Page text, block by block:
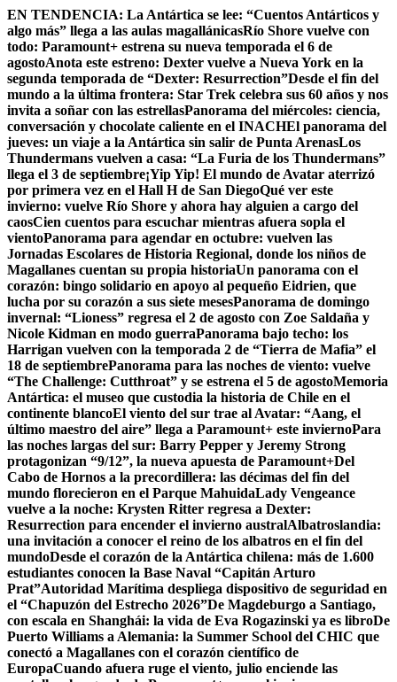
Skip
to
content
EN TENDENCIA: La Antártica se lee: “Cuentos Antárticos y
algo más” llega a las aulas magallánicasRío Shore vuelve con
todo: Paramount+ estrena su nueva temporada el 6 de
agostoAnota este estreno: Dexter vuelve a Nueva York en la
segunda temporada de “Dexter: Resurrection”Desde el fin del
mundo a la última frontera: Star Trek celebra sus 60 años y nos
invita a soñar con las estrellasPanorama del miércoles: ciencia,
conversación y chocolate caliente en el INACHEl panorama del
jueves: un viaje a la Antártica sin salir de Punta ArenasLos
Thundermans vuelven a casa: “La Furia de los Thundermans”
llega el 3 de septiembre¡Yip Yip! El mundo de Avatar aterrizó
por primera vez en el Hall H de San DiegoQué ver este
invierno: vuelve Río Shore y ahora hay alguien a cargo del
caosCien cuentos para escuchar mientras afuera sopla el
vientoPanorama para agendar en octubre: vuelven las
Jornadas Escolares de Historia Regional, donde los niños de
Magallanes cuentan su propia historiaUn panorama con el
corazón: bingo solidario en apoyo al pequeño Eidrien, que
lucha por su corazón a sus siete mesesPanorama de domingo
invernal: “Lioness” regresa el 2 de agosto con Zoe Saldaña y
Nicole Kidman en modo guerraPanorama bajo techo: los
Harrigan vuelven con la temporada 2 de “Tierra de Mafia” el
18 de septiembrePanorama para las noches de viento: vuelve
“The Challenge: Cutthroat” y se estrena el 5 de agostoMemoria
Antártica: el museo que custodia la historia de Chile en el
continente blancoEl viento del sur trae al Avatar: “Aang, el
último maestro del aire” llega a Paramount+ este inviernoPara
las noches largas del sur: Barry Pepper y Jeremy Strong
protagonizan “9/12”, la nueva apuesta de Paramount+Del
Cabo de Hornos a la precordillera: las décimas del fin del
mundo florecieron en el Parque MahuidaLady Vengeance
vuelve a la noche: Krysten Ritter regresa a Dexter:
Resurrection para encender el invierno australAlbatroslandia:
una invitación a conocer el reino de los albatros en el fin del
mundoDesde el corazón de la Antártica chilena: más de 1.600
estudiantes conocen la Base Naval “Capitán Arturo
Prat”Autoridad Marítima despliega dispositivo de seguridad en
el “Chapuzón del Estrecho 2026”De Magdeburgo a Santiago,
con escala en Shanghái: la vida de Eva Rogazinski ya es libroDe
Puerto Williams a Alemania: la Summer School del CHIC que
conectó a Magallanes con el corazón científico de
EuropaCuando afuera ruge el viento, julio enciende las